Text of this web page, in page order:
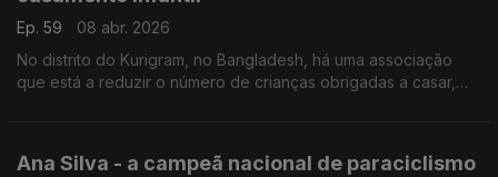
Ep. 59
08 abr. 2026
No distrito do Kurigram, no Bangladesh, há uma associação
que está a reduzir o número de crianças obrigadas a casar,
Ana Silva - a campeã nacional de paraciclismo